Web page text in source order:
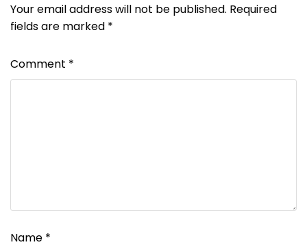
Your email address will not be published. Required
fields are marked *
Comment *
Name *